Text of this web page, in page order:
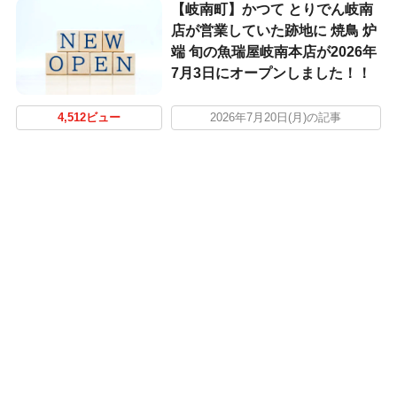
【岐南町】かつて とりでん岐南
店が営業していた跡地に 焼鳥 炉
端 旬の魚瑞屋岐南本店が2026年
7月3日にオープンしました！！
4,512ビュー 2026年7月20日(月)の記事